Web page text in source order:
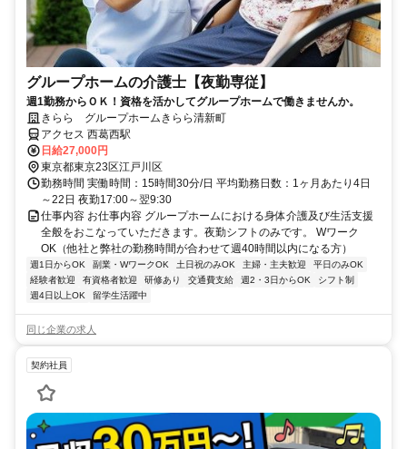
グループホームの介護士【夜勤専従】
週1勤務からＯＫ！資格を活かしてグループホームで働きませんか。
きらら グループホームきらら清新町
アクセス 西葛西駅
日給27,000円
東京都東京23区江戸川区
勤務時間 実働時間：15時間30分/日 平均勤務日数：1ヶ月あたり4日
～22日 夜勤17:00～翌9:30
仕事内容 お仕事内容 グループホームにおける身体介護及び生活支援
全般をおこなっていただきます。夜勤シフトのみです。 Wワーク
OK（他社と弊社の勤務時間が合わせて週40時間以内になる方）
週1日からOK 副業・WワークOK 土日祝のみOK 主婦・主夫歓迎
平日のみOK
経験者歓迎
有資格者歓迎 研修あり 交通費支給 週2・3日からOK
シフト制
週4日以上OK
留学生活躍中
同じ企業の求人
契約社員